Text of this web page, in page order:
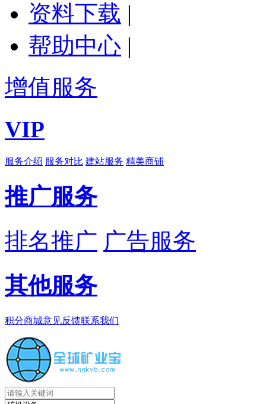
资料下载 |
帮助中心 |
增值服务
VIP
服务介绍 服务对比 建站服务 精美商铺
推广服务
排名推广 广告服务
其他服务
积分商城意见反馈联系我们